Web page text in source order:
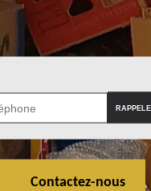
Contactez-nous